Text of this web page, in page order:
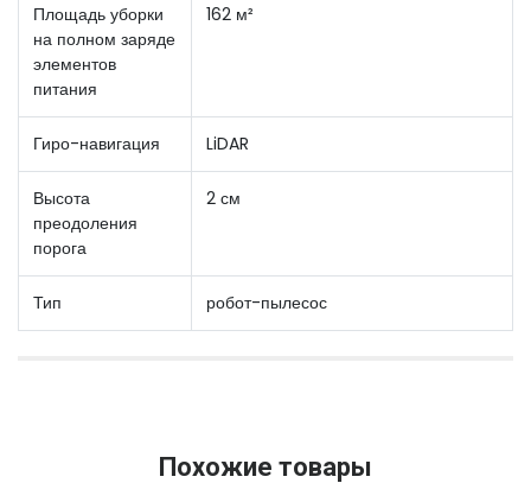
Площадь уборки
на полном заряде
элементов
питания
162 м²
Гиро-навигация LiDAR
Высота
преодоления
порога
2 см
Тип робот-пылесос
Похожие товары